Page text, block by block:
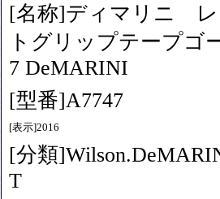
[名称]ディマリニ レ
トグリップテープゴ
7 DeMARINI
[型番]A7747
[表示]2016
[分類
T